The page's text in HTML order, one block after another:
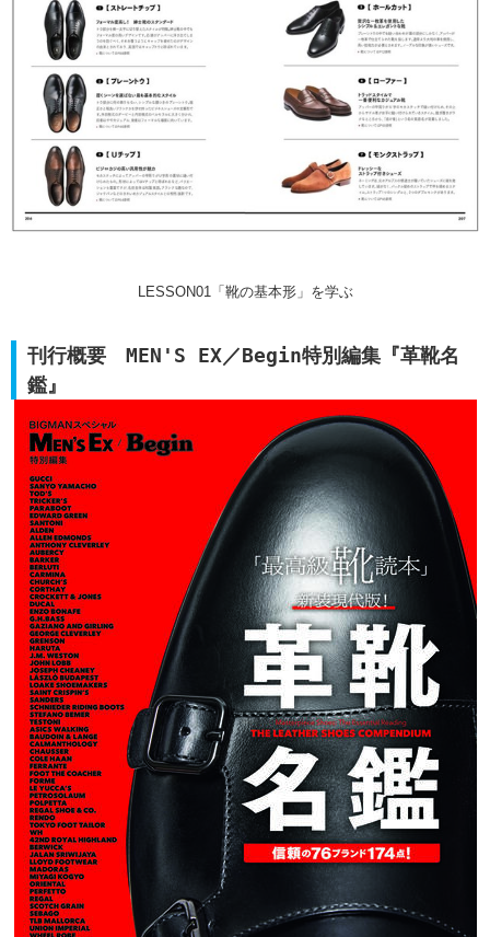
LESSON01「靴の基本形」を学ぶ
刊行概要 MEN'S EX／Begin特別編集『革靴名
鑑』